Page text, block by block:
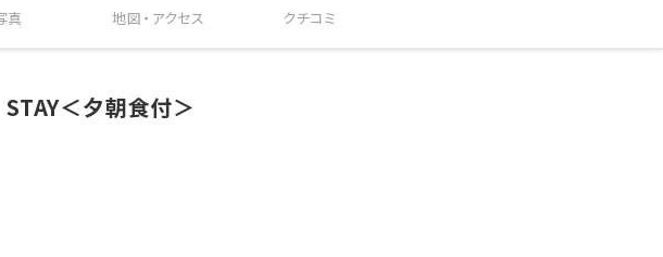
真 地図・ アクセス クチコミ
＜夕朝食付＞